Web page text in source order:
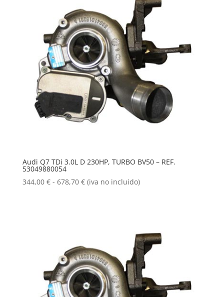
Audi Q7 TDi 3.0L D 230HP, TURBO BV50 – REF.
53049880054
344,00 € - 678,70 €Rango
678,70 €
(iva no incluido)